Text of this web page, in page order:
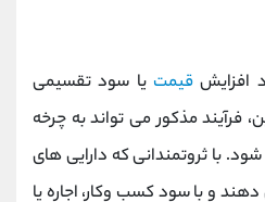
افزایش قیمت یا سود تقسیمی
فرآیند مذکور می تواند به چرخه
با ثروتمندانی که دارایی های
و با سود کسب وکار، اجاره یا